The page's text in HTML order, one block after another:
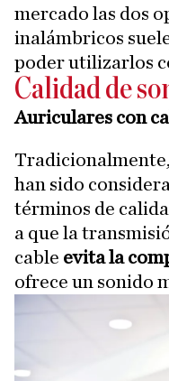
mercado las dos
inalámbricos
poder utilizarlos
Calidad de
Auriculares con
han sido
términos de
a que la
cable evita la
ofrece un sonido